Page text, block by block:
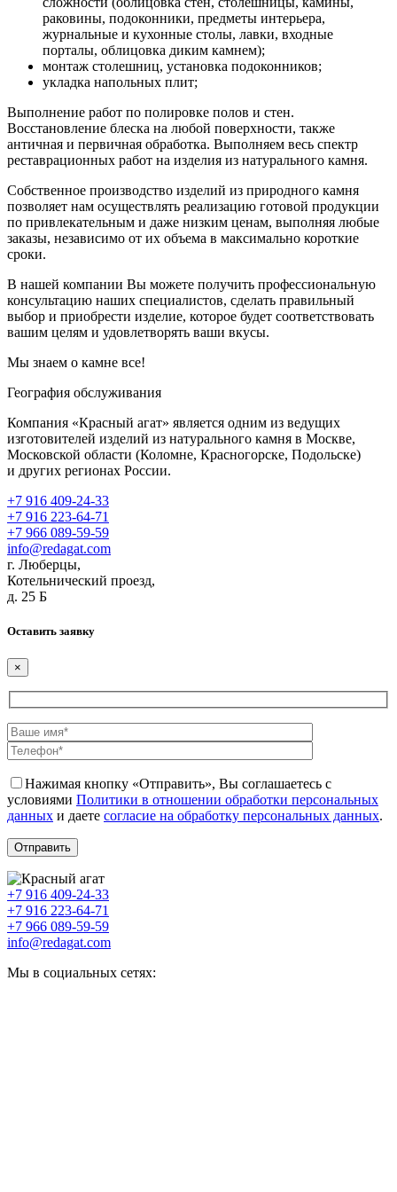
раковины, подоконники, предметы интерьера,
журнальные и кухонные столы, лавки, входные
порталы, облицовка диким камнем);
монтаж столешниц, установка подоконников;
укладка напольных плит;
Выполнение работ по полировке полов и стен.
Восстановление блеска на любой поверхности, также
античная и первичная обработка. Выполняем весь спектр
реставрационных работ на изделия из натурального камня.
Собственное производство изделий из природного камня
позволяет нам осуществлять реализацию готовой продукции
по привлекательным и даже низким ценам, выполняя любые
заказы, независимо от их объема в максимально короткие
сроки.
В нашей компании Вы можете получить профессиональную
консультацию наших специалистов, сделать правильный
выбор и приобрести изделие, которое будет соответствовать
вашим целям и удовлетворять ваши вкусы.
Мы знаем о камне все!
География обслуживания
Компания «Красный агат» является одним из ведущих
изготовителей изделий из натурального камня в Москве,
Московской области (Коломне, Красногорске, Подольске)
и других регионах России.
+7 916 409-24-33
+7 916 223-64-71
+7 966 089-59-59
info@redagat.com
г. Люберцы,
Котельнический проезд,
д. 25 Б
Оставить заявку
×
Нажимая кнопку «Отправить», Вы соглашаетесь с
условиями Политики в отношении обработки персональных
данных и даете согласие на обработку персональных данных.
+7 916 409-24-33
+7 916 223-64-71
+7 966 089-59-59
info@redagat.com
Мы в социальных сетях: